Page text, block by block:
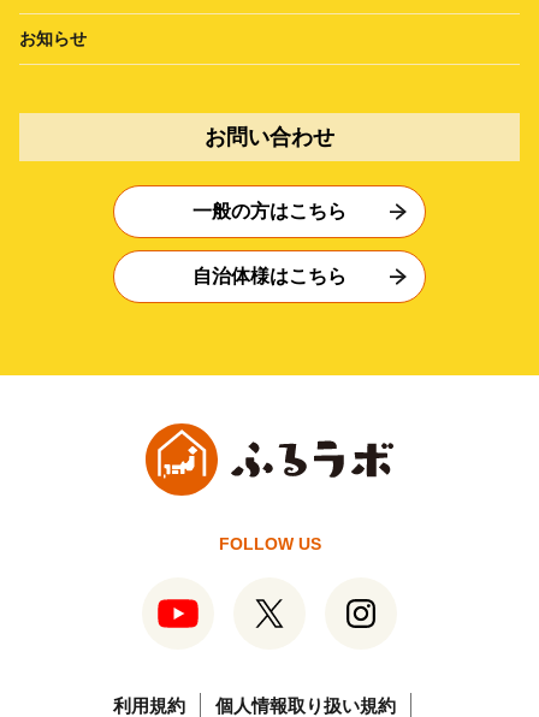
お知らせ
お問い合わせ
一般の方はこちら
自治体様はこちら
FOLLOW US
利用規約 個人情報取り扱い規約